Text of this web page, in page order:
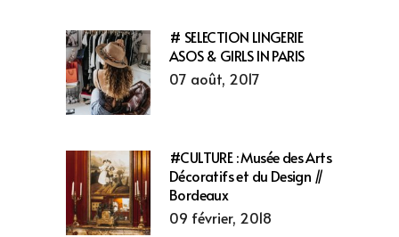
# SELECTION LINGERIE
ASOS & GIRLS IN PARIS
07 août, 2017
#CULTURE : Musée des Arts
Décoratifs et du Design //
Bordeaux
09 février, 2018